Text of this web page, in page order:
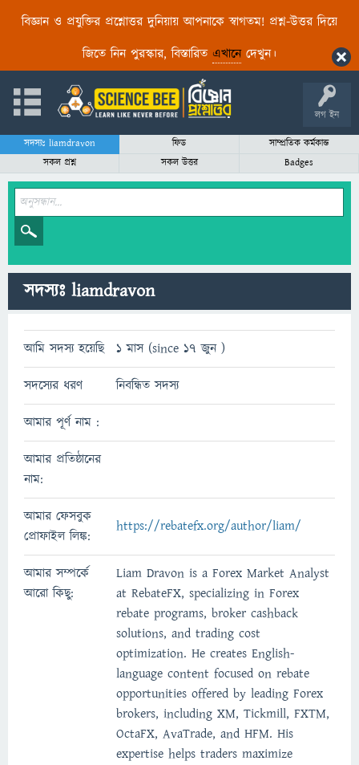
বিজ্ঞান ও প্রযুক্তির প্রশ্নোত্তর দুনিয়ায় আপনাকে স্বাগতম! প্রশ্ন-উত্তর দিয়ে
জিতে নিন পুরস্কার, বিস্তারিত এখানেদেখুন।
লগ ইন
সদস্যঃ liamdravon ফিড
সাম্প্রতিক কর্মকান্ড
সকল প্রশ্ন
সকল উত্তর Badges
সদস্যঃ liamdravon
আমি সদস্য হয়েছি 1 মাস (since 17 জুন )
সদস্যের ধরণ নিবন্ধিত সদস্য
আমার পূর্ণ নাম :
আমার প্রতিষ্ঠানের
নাম:
আমার ফেসবুক
প্রোফাইল লিঙ্ক:
https://rebatefx.org/author/liam/
আমার সম্পর্কে
আরো কিছু:
Liam Dravon is a Forex Market Analyst
at RebateFX, specializing in Forex
rebate programs, broker cashback
solutions, and trading cost
optimization. He creates English-
language content focused on rebate
opportunities offered by leading Forex
brokers, including XM, Tickmill, FXTM,
OctaFX, AvaTrade, and HFM. His
expertise helps traders maximize